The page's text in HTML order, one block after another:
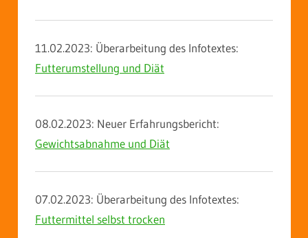
11.02.2023: Überarbeitung des Infotextes:
Futterumstellung und Diät
08.02.2023: Neuer Erfahrungsbericht:
Gewichtsabnahme und Diät
07.02.2023: Überarbeitung des Infotextes:
Futtermittel selbst trocken